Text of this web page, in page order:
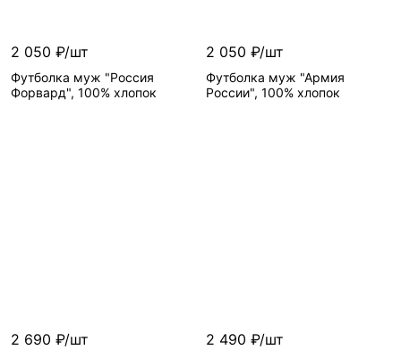
2 050 ₽/шт
Футболка муж "Россия
Форвард", 100% хлопок
2 050 ₽/шт
Футболка муж "Армия
России", 100% хлопок
2 690 ₽/шт 2 490 ₽/шт